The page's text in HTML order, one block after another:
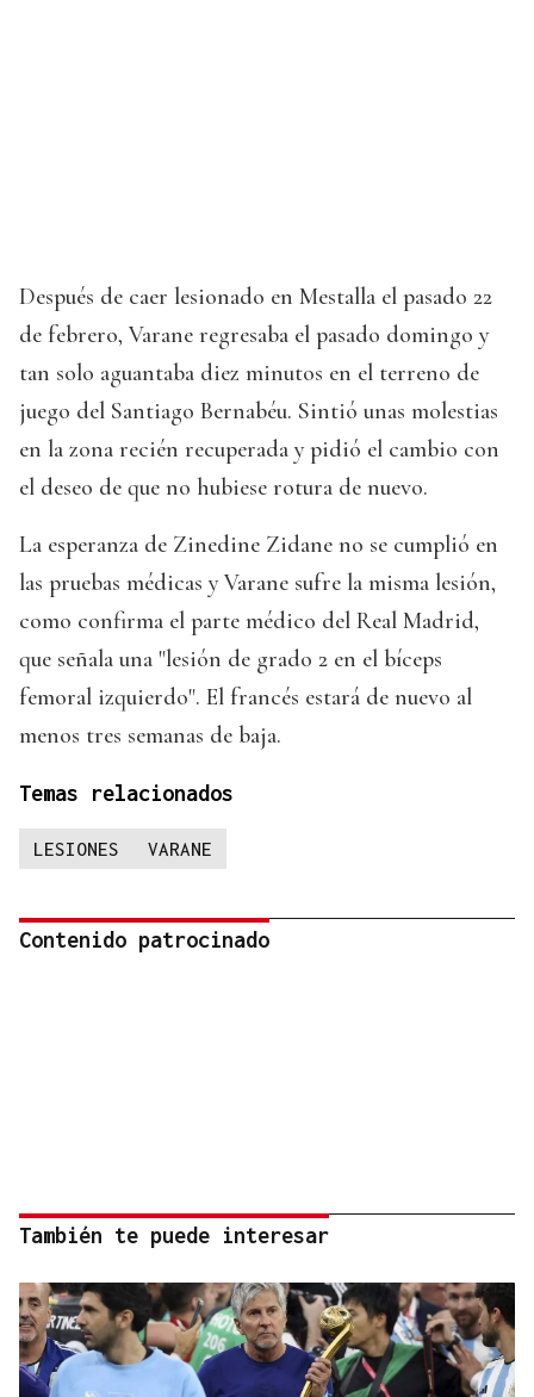
Después de caer lesionado en Mestalla el pasado 22
de febrero, Varane regresaba el pasado domingo y
tan solo aguantaba diez minutos en el terreno de
juego del Santiago Bernabéu. Sintió unas molestias
en la zona recién recuperada y pidió el cambio con
el deseo de que no hubiese rotura de nuevo.
La esperanza de Zinedine Zidane no se cumplió en
las pruebas médicas y Varane sufre la misma lesión,
como confirma el parte médico del Real Madrid,
que señala una "lesión de grado 2 en el bíceps
femoral izquierdo". El francés estará de nuevo al
menos tres semanas de baja.
Temas relacionados
LESIONES VARANE
Contenido patrocinado
También te puede interesar